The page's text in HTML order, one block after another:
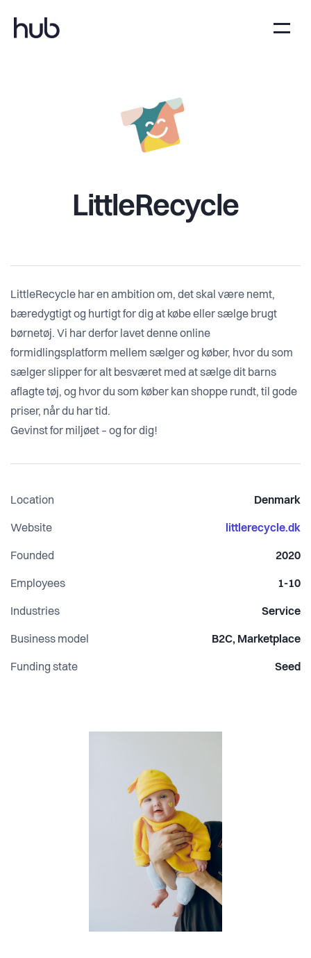
LittleRecycle
LittleRecycle har en ambition om, det skal være nemt,
bæredygtigt og hurtigt for dig at købe eller sælge brugt
børnetøj. Vi har derfor lavet denne online
formidlingsplatform mellem sælger og køber, hvor du som
sælger slipper for alt besværet med at sælge dit barns
aflagte tøj, og hvor du som køber kan shoppe rundt, til gode
priser, når du har tid.
Gevinst for miljøet – og for dig!
Location Denmark
Website littlerecycle.dk
Founded 2020
Employees 1-10
Industries Service
Business model B2C, Marketplace
Funding state Seed